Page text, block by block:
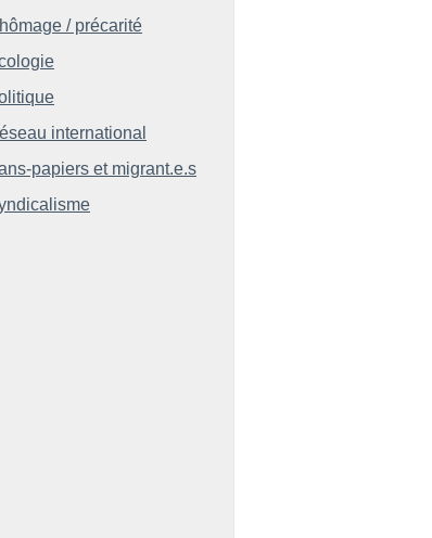
/ précarité
international
papiers et migrant.e.s